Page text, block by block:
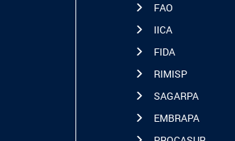
FAO
IICA
FIDA
RIMISP
SAGARPA
EMBRAPA